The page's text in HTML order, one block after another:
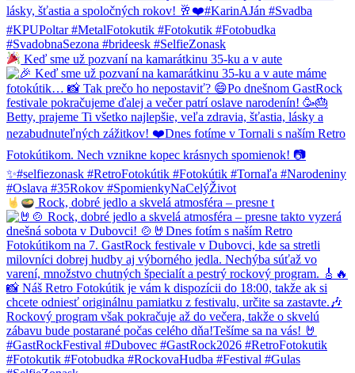
Keď sme už pozvaní na kamarátkinu 35-ku a v aute
Rock, dobré jedlo a skvelá atmosféra – presne t